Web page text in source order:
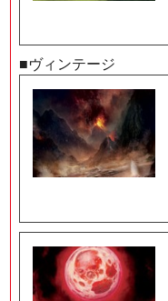
■ヴィンテージ